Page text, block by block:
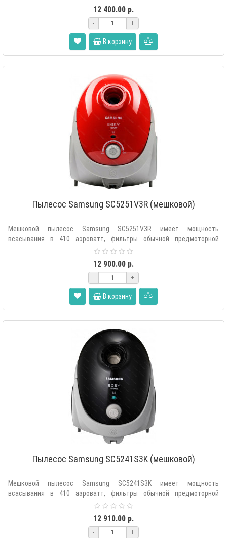
12 400.00 р.
- +
В корзину
Пылесос Samsung SC5251V3R (мешковой)
Мешковой пылесос Samsung SC5251V3R имеет мощность
всасывания в 410 аэроватт, фильтры обычной предмоторной
очистки и тонкой очистки на выд..
12 900.00 р.
- +
В корзину
Пылесос Samsung SC5241S3K (мешковой)
Мешковой пылесос Samsung SC5241S3K имеет мощность
всасывания в 410 аэроватт, фильтры обычной предмоторной
очистки и тонкой очистки н..
12 910.00 р.
- +